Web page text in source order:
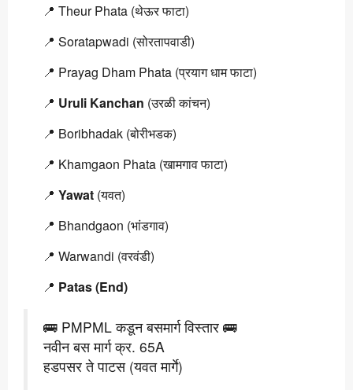
📍 Theur Phata (थेऊर फाटा)
📍 Soratapwadi (सोरतापवाडी)
📍 Prayag Dham Phata (प्रयाग धाम फाटा)
📍 Uruli Kanchan (उरळी कांचन)
📍 Boribhadak (बोरीभडक)
📍 Khamgaon Phata (खामगाव फाटा)
📍 Yawat (यवत)
📍 Bhandgaon (भांडगाव)
📍 Warwandi (वरवंडी)
📍 Patas (End)
🚌 PMPML कडून बसमार्ग विस्तार 🚌
नवीन बस मार्ग क्र. 65A
हडपसर ते पाटस (यवत मार्गे)